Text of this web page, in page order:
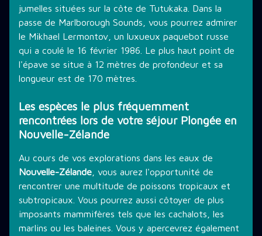
jumelles situées sur la côte de Tutukaka. Dans la
passe de Marlborough Sounds, vous pourrez admirer
le Mikhael Lermontov, un luxueux paquebot russe
qui a coulé le 16 février 1986. Le plus haut point de
l'épave se situe à 12 mètres de profondeur et sa
longueur est de 170 mètres.
Les espèces le plus fréquemment
rencontrées lors de votre séjour Plongée en
Nouvelle-Zélande
Au cours de vos explorations dans les eaux de
Nouvelle-Zélande , vous aurez l'opportunité de
rencontrer une multitude de poissons tropicaux et
subtropicaux. Vous pourrez aussi côtoyer de plus
imposants mammifères tels que les cachalots, les
marlins ou les baleines. Vous y apercevrez également